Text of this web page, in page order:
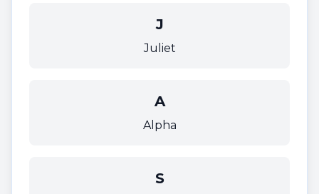
J
Juliet
A
Alpha
S